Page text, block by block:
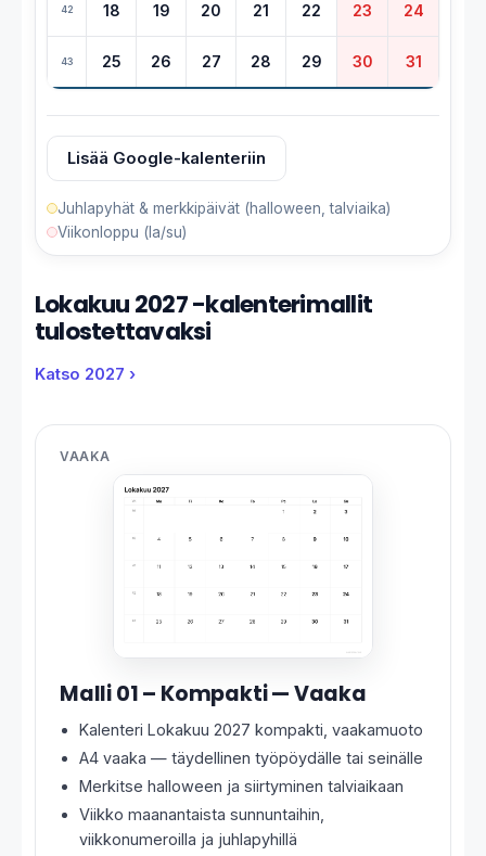
42 18 19 20 21 22 23 24
43 25 26 27 28 29 30 31
Lisää Google-kalenteriin
Juhlapyhät & merkkipäivät (halloween, talviaika)
Viikonloppu (la/su)
Lokakuu 2027 -kalenterimallit
tulostettavaksi
Katso 2027 ›
VAAKA
Malli 01 – Kompakti — Vaaka
Kalenteri Lokakuu 2027 kompakti, vaakamuoto
A4 vaaka — täydellinen työpöydälle tai seinälle
Merkitse halloween ja siirtyminen talviaikaan
Viikko maanantaista sunnuntaihin,
viikkonumeroilla ja juhlapyhillä